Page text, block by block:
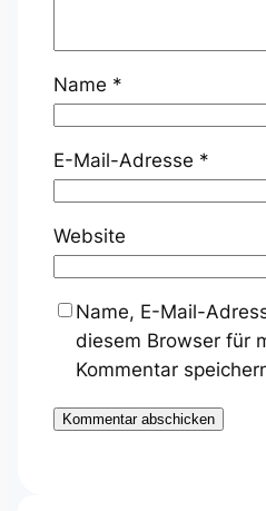
Name *
E-Mail-Adresse *
Website
Name, E-Mail-
diesem Browser für
Kommentar